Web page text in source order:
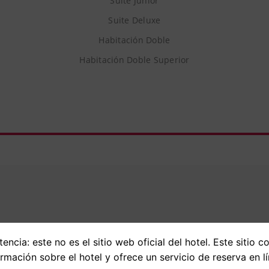
Suite Deluxe
Habitación Doble
Habitación Doble Superior
Opiniones
este no es el sitio web oficial del hotel. Este sitio
sobre el hotel y ofrece un servicio de reserva en